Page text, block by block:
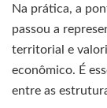
Na prática, a
passou a
territorial e
econômico. É
entre as